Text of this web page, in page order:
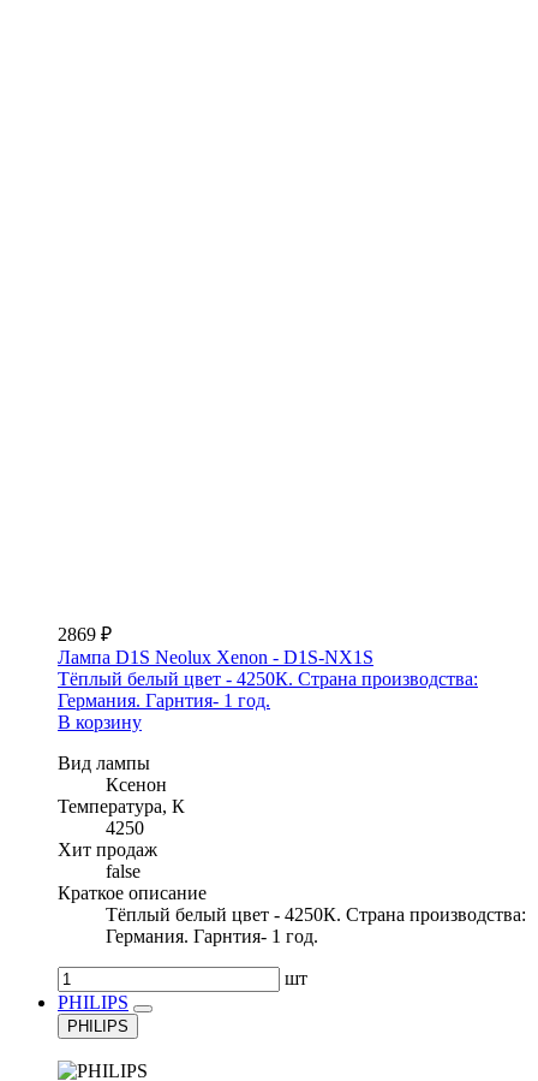
2869 ₽
Лампа D1S Neolux Xenon - D1S-NX1S
Тёплый белый цвет - 4250К. Страна производства:
Германия. Гарнтия- 1 год.
В корзину
Вид лампы
Ксенон
Температура, К
4250
Хит продаж
false
Краткое описание
Тёплый белый цвет - 4250К. Страна производства:
Германия. Гарнтия- 1 год.
шт
PHILIPS
PHILIPS